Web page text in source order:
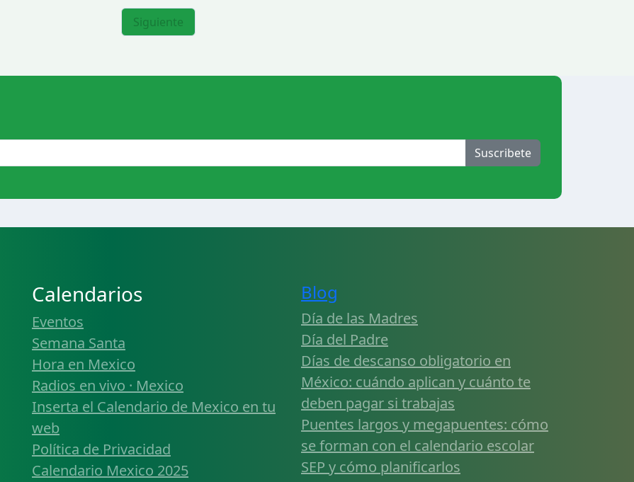
Siguiente
Suscribete
Calendarios
Eventos
Semana Santa
Hora en Mexico
Radios en vivo · Mexico
Inserta el Calendario de Mexico en tu
web
Política de Privacidad
Calendario Mexico 2025
Blog
Día de las Madres
Día del Padre
Días de descanso obligatorio en
México: cuándo aplican y cuánto te
deben pagar si trabajas
Puentes largos y megapuentes: cómo
se forman con el calendario escolar
SEP y cómo planificarlos